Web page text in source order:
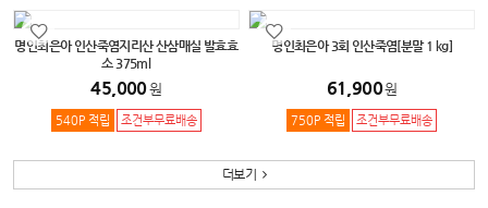
명인최은아 인산죽염지리산 산삼매실 발효효
소 375ml
45,000원
540P 적립 조건부무료배송
명인최은아 3회 인산죽염[분말 1 kg]
61,900원
750P 적립 조건부무료배송
더보기